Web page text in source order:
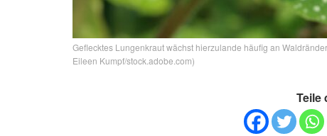
Geflecktes Lungenkraut wächst hierzulande häufig an
Eileen Kumpf/stock.adobe.com)
Teile